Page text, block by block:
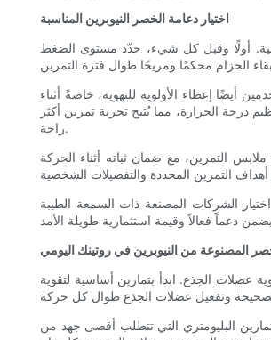
اختيار دعامة الخصر النيوبرين المناسبة
أولًا وقبل كل شيء، حدّد مستوى الضغط
أيضًا إعطاء الأولوية للتهوية، خاصةً أثناء
درجة الحرارة، مما يُتيح تجربة تمرين أكثر
راحة.
التمرين، مع ضمان ثباته أثناء الحركة
الشركات المصنعة ذات السمعة الطيبة
المصنوعة من النيوبرين في روتينك اليومي
عضلات الجذع. ابدأ بتمارين أساسية لتقوية
تمارين البليومتري التي تتطلب أقصى جهد من